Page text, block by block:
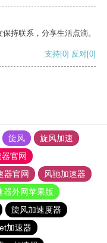
持联系，分享生活点滴。
支持[0] 反对[0]
旋风
旋风加速
官网
器官网
风驰加速器
器外网苹果版
旋风加速度器
加速器